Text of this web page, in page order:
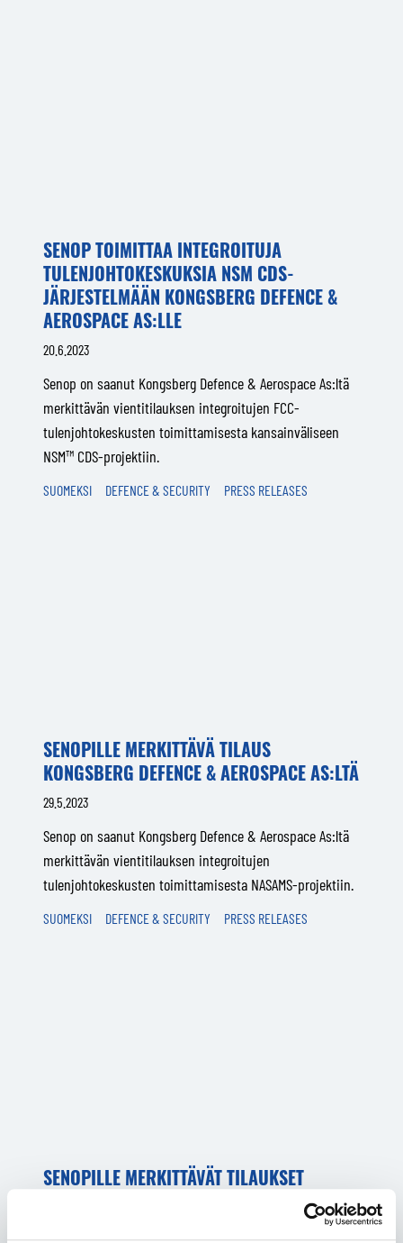
SENOP TOIMITTAA INTEGROITUJA
TULENJOHTOKESKUKSIA NSM CDS-
JÄRJESTELMÄÄN KONGSBERG DEFENCE &
AEROSPACE AS:LLE
20.6.2023
Senop on saanut Kongsberg Defence & Aerospace As:ltä
merkittävän vientitilauksen integroitujen FCC-
tulenjohtokeskusten toimittamisesta kansainväliseen
NSM™ CDS-projektiin.
SUOMEKSI DEFENCE & SECURITY PRESS RELEASES
SENOPILLE MERKITTÄVÄ TILAUS
KONGSBERG DEFENCE & AEROSPACE AS:LTÄ
29.5.2023
Senop on saanut Kongsberg Defence & Aerospace As:ltä
merkittävän vientitilauksen integroitujen
tulenjohtokeskusten toimittamisesta NASAMS-projektiin.
SUOMEKSI DEFENCE & SECURITY PRESS RELEASES
SENOPILLE MERKITTÄVÄT TILAUKSET